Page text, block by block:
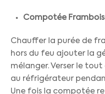
Compotée
Chauffer la purée de
hors du feu ajouter la
mélanger. Verser le
au réfrigérateur
Une fois la compotée